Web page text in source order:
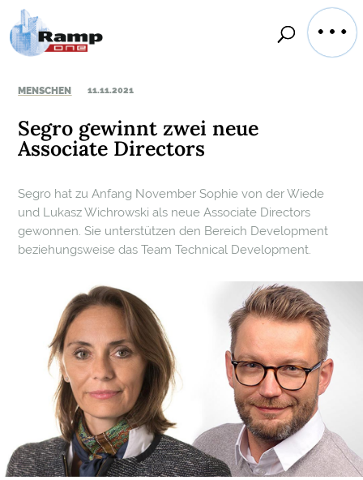
MENSCHEN 11.11.2021
Segro gewinnt zwei neue
Associate Directors
Segro hat zu Anfang November Sophie von der Wiede
und Lukasz Wichrowski als neue Associate Directors
gewonnen. Sie unterstützen den Bereich Development
beziehungsweise das Team Technical Development.